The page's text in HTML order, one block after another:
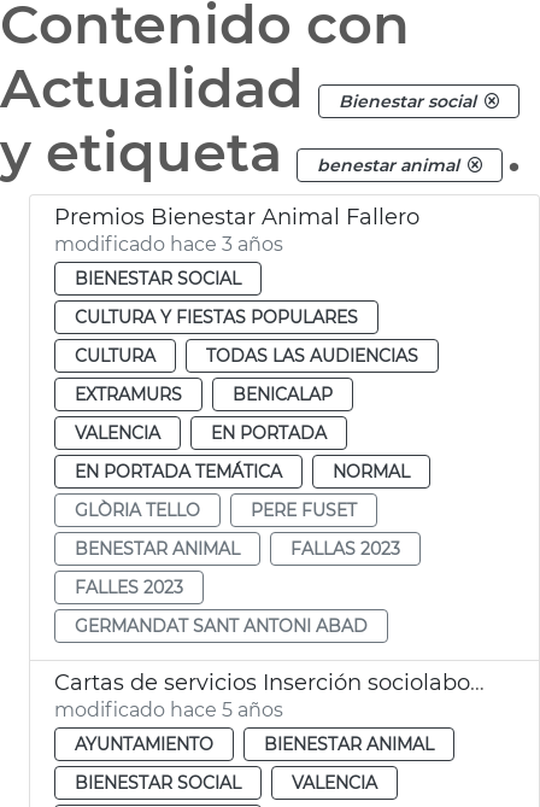
Contenido con
Actualidad
Bienestar social
y etiqueta benestar animal .
Premios Bienestar Animal Fallero
modificado hace 3 años
BIENESTAR SOCIAL
CULTURA Y FIESTAS POPULARES
CULTURA
TODAS LAS AUDIENCIAS
EXTRAMURS
BENICALAP
VALENCIA
EN PORTADA
EN PORTADA TEMÁTICA
NORMAL
GLÒRIA TELLO
PERE FUSET
BENESTAR ANIMAL
FALLAS 2023
FALLES 2023
GERMANDAT SANT ANTONI ABAD
Cartas de servicios Inserción sociolaboral y Bienestar Animal
modificado hace 5 años
AYUNTAMIENTO
BIENESTAR ANIMAL
BIENESTAR SOCIAL
VALENCIA